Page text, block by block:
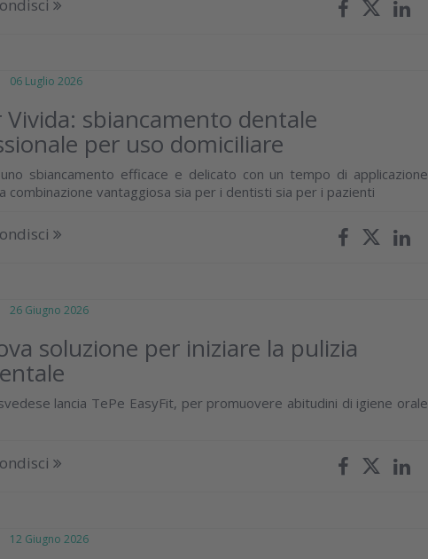
06 Luglio 2026
Vivida: sbiancamento dentale
per uso domiciliare
sbiancamento efficace e delicato con un tempo di applicazione
combinazione vantaggiosa sia per i dentisti sia per i pazienti
26 Giugno 2026
soluzione per iniziare la pulizia
svedese lancia TePe EasyFit, per promuovere abitudini di igiene orale
12 Giugno 2026